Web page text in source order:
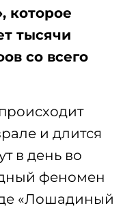
которое
тысячи
со всего
и длится
в день во
феномен
«Лошадиный